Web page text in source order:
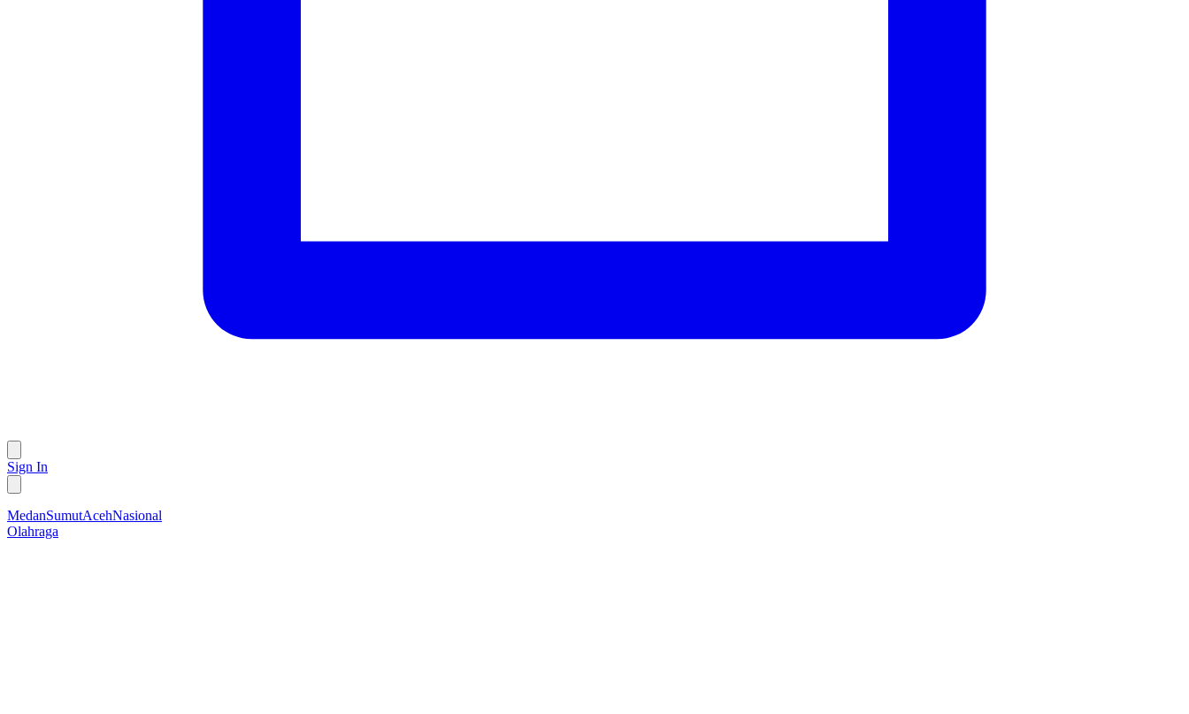
Sign In
MedanSumutAcehNasional
Olahraga